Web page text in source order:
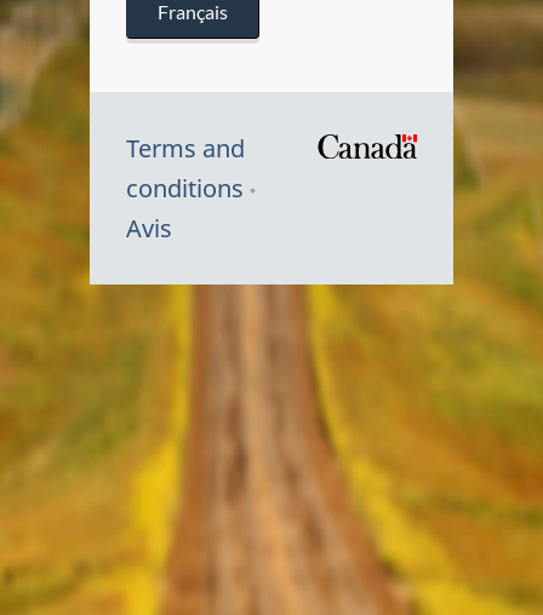
Français
Terms and
conditions
Avis
Symbole
Canada